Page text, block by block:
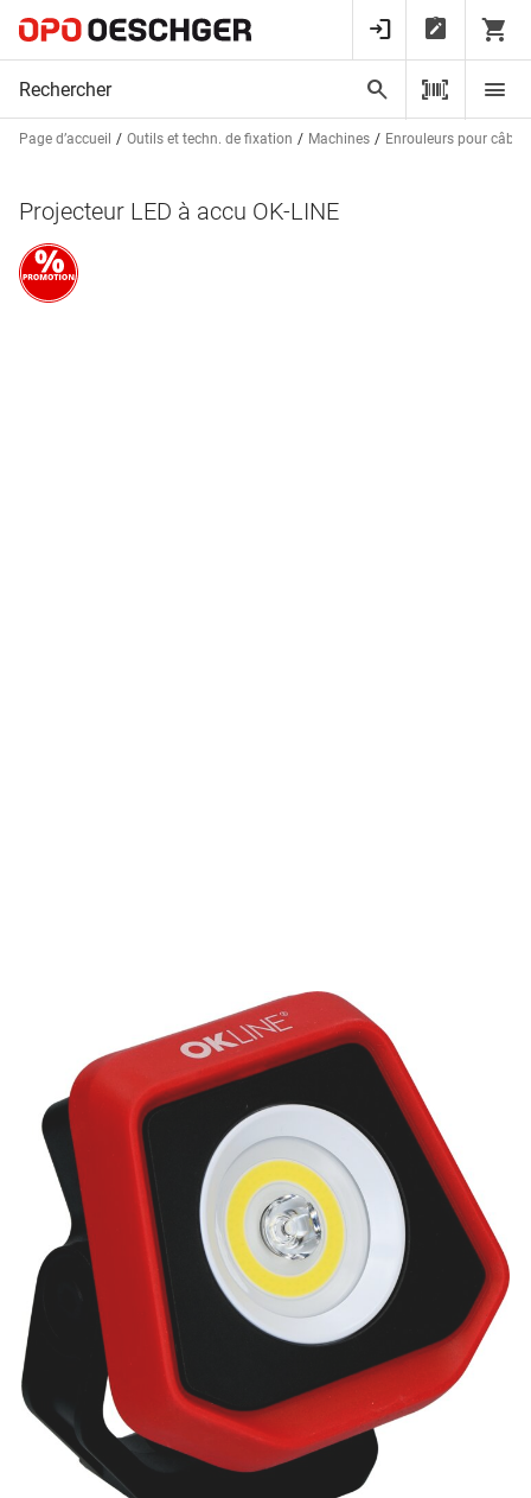
Page d’accueil Outils et techn. de fixation Machines Enrouleurs pour câble
Projecteur LED à accu OK-LINE